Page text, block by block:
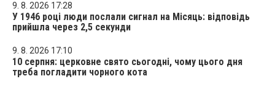
9. 8. 2026 17:28
У 1946 році люди послали сигнал на Місяць: відповідь
прийшла через 2,5 секунди
9. 8. 2026 17:10
10 серпня: церковне свято сьогодні, чому цього дня
треба погладити чорного кота